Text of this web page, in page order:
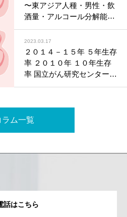
〜東アジア人種・男性・飲
酒量・アルコール分解能が
関〜
（国立がん研究センター
令和５年３月１４日公表）
2023.03.17
２０１４－１５年 ５年生存
率 ２０１０年 １０年生存
率 国立がん研究センター集
計結果 （令和５年３月１６
ラム一覧
話はこちら